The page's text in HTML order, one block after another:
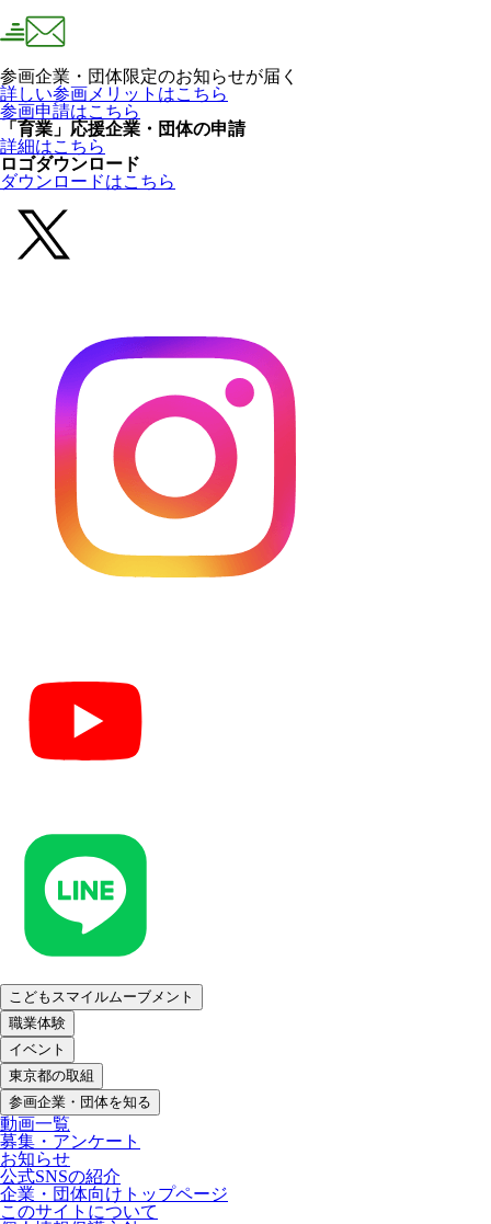
参画企業・団体限定のお知らせが届く
詳しい参画メリットはこちら
参画申請はこちら
「育業」応援企業・団体の申請
詳細はこちら
ロゴダウンロード
ダウンロードはこちら
こどもスマイルムーブメント
職業体験
イベント
東京都の取組
参画企業・団体を知る
動画一覧
募集・アンケート
お知らせ
公式SNSの紹介
企業・団体向けトップページ
このサイトについて